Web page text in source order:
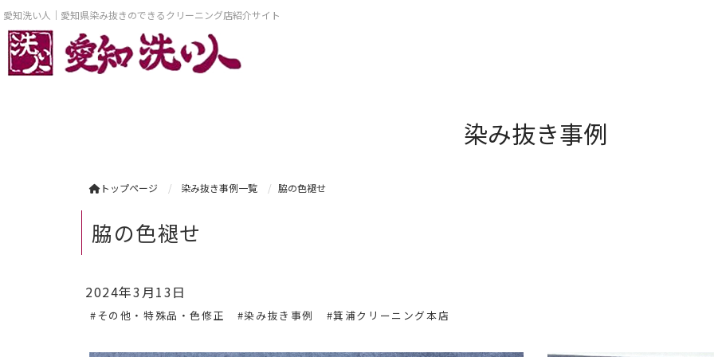
愛知洗い人｜愛知県染み抜きのできるクリーニング店紹介サイト
染み抜き事例
トップページ 染み抜き事例一覧 脇の色褪せ
脇の色褪せ
2024年3月13日
#その他・特殊品・色修正 #染み抜き事例 #箕浦クリーニング本店